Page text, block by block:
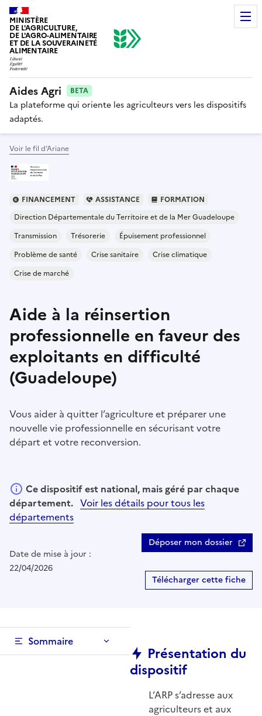
MINISTÈRE
DE L'AGRICULTURE,
DE L'AGRO-ALIMENTAIRE
ET DE LA SOUVERAINETÉ
ALIMENTAIRE
Aides Agri BETA
La plateforme qui oriente les agriculteurs vers les dispositifs
adaptés.
Voir le fil d’Ariane
FINANCEMENT ASSISTANCE
FORMATION
Direction Départementale du Territoire et de la Mer Guadeloupe
Transmission
Trésorerie
Épuisement professionnel
Problème de santé
Crise sanitaire
Crise climatique
Crise de marché
Aide à la réinsertion
professionnelle en faveur des
exploitants en difficulté
(Guadeloupe)
Vous aider à quitter l’agriculture et préparer une
nouvelle vie professionnelle en sécurisant votre
départ et votre reconversion.
Ce dispositif est national, mais géré par chaque
département. Voir les détails pour tous les
départements
Date de mise à jour :
22/04/2026
Déposer mon dossier
Télécharger cette fiche
Sommaire
Présentation du
dispositif
L’ARP s’adresse aux
agriculteurs et aux